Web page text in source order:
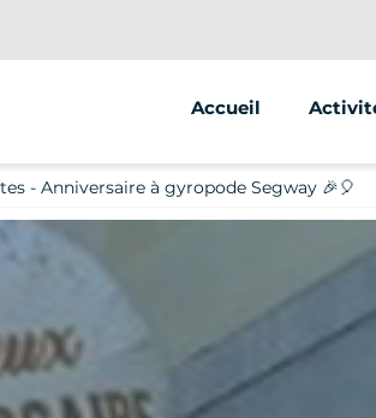
Accueil
- Anniversaire à gyropode Segway 🎉🎈